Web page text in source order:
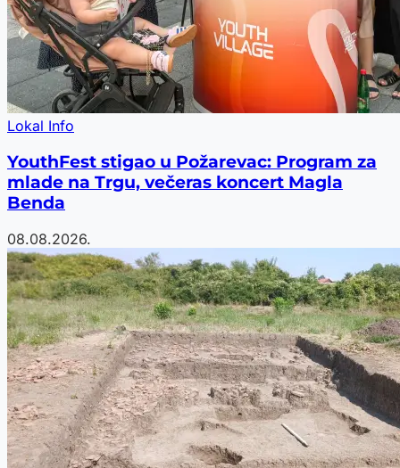
Lokal Info
YouthFest stigao u Požarevac: Program za
mlade na Trgu, večeras koncert Magla
Benda
08.08.2026.